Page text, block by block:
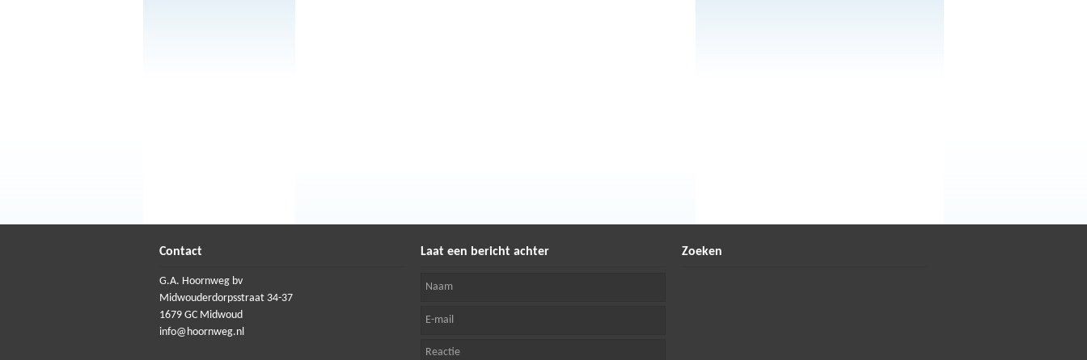
Contact
G.A. Hoornweg bv
Midwouderdorpsstraat 34-37
1679 GC Midwoud
info@hoornweg.nl
Laat een bericht achter Zoeken